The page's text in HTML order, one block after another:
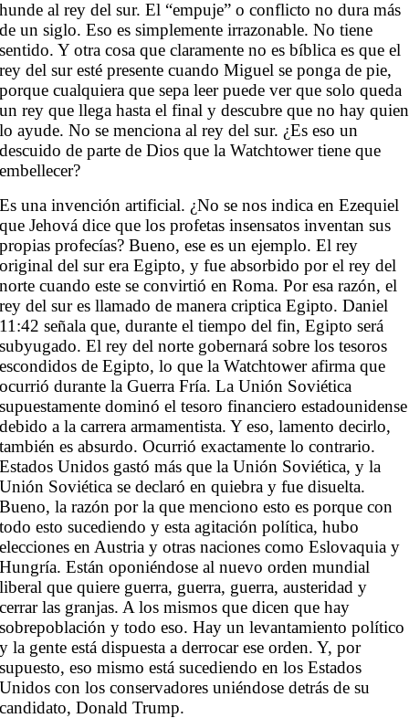
hunde al rey del sur. El “empuje” o conflicto no dura más
de un siglo. Eso es simplemente irrazonable. No tiene
sentido. Y otra cosa que claramente no es bíblica es que el
rey del sur esté presente cuando Miguel se ponga de pie,
porque cualquiera que sepa leer puede ver que solo queda
un rey que llega hasta el final y descubre que no hay quien
lo ayude. No se menciona al rey del sur. ¿Es eso un
descuido de parte de Dios que la Watchtower tiene que
embellecer?
Es una invención artificial. ¿No se nos indica en Ezequiel
que Jehová dice que los profetas insensatos inventan sus
propias profecías? Bueno, ese es un ejemplo. El rey
original del sur era Egipto, y fue absorbido por el rey del
norte cuando este se convirtió en Roma. Por esa razón, el
rey del sur es llamado de manera criptica Egipto. Daniel
11:42 señala que, durante el tiempo del fin, Egipto será
subyugado. El rey del norte gobernará sobre los tesoros
escondidos de Egipto, lo que la Watchtower afirma que
ocurrió durante la Guerra Fría. La Unión Soviética
supuestamente dominó el tesoro financiero estadounidense
debido a la carrera armamentista. Y eso, lamento decirlo,
también es absurdo. Ocurrió exactamente lo contrario.
Estados Unidos gastó más que la Unión Soviética, y la
Unión Soviética se declaró en quiebra y fue disuelta.
Bueno, la razón por la que menciono esto es porque con
todo esto sucediendo y esta agitación política, hubo
elecciones en Austria y otras naciones como Eslovaquia y
Hungría. Están oponiéndose al nuevo orden mundial
liberal que quiere guerra, guerra, guerra, austeridad y
cerrar las granjas. A los mismos que dicen que hay
sobrepoblación y todo eso. Hay un levantamiento político
y la gente está dispuesta a derrocar ese orden. Y, por
supuesto, eso mismo está sucediendo en los Estados
Unidos con los conservadores uniéndose detrás de su
candidato, Donald Trump.